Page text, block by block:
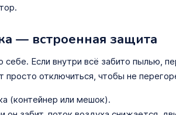
— встроенная защита
Если внутри всё забито пылью,
просто отключиться, чтобы не
(контейнер или мешок).